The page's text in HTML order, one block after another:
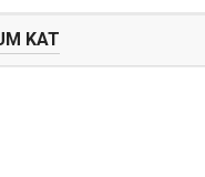
KAT